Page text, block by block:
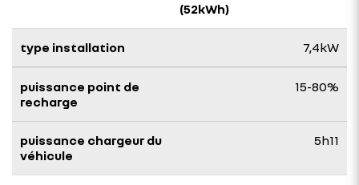
7,4kW
15-80%
5h11